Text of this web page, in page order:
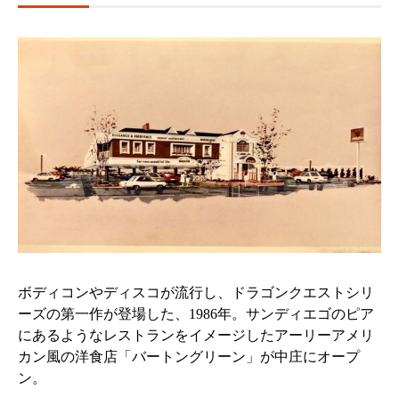
ボディコンやディスコが流行し、ドラゴンクエストシリ
ーズの第一作が登場した、1986年。サンディエゴのピア
にあるようなレストランをイメージしたアーリーアメリ
カン風の洋食店「バートングリーン」が中庄にオープ
ン。